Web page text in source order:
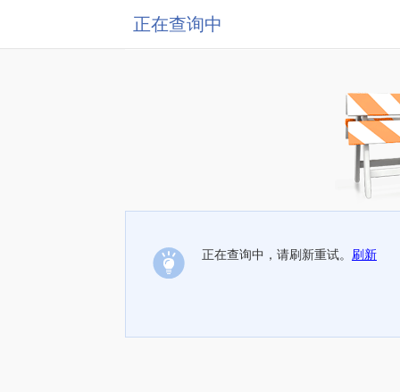
正在查询中
正在查询中，请刷新重试。 刷新